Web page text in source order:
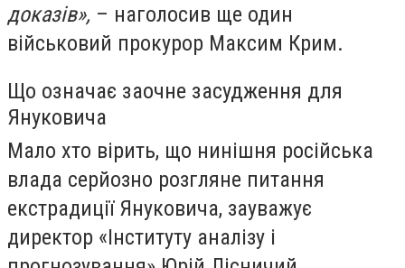
доказів», – наголосив ще один
військовий прокурор Максим Крим.
​Що означає заочне засудження для
Януковича
Мало хто вірить, що нинішня російська
влада серйозно розгляне питання
екстрадиції Януковича, зауважує
директор «Інституту аналізу і